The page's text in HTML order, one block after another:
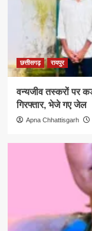
छत्तीसगढ़ रायपुर
वन्यजीव तस्करों पर
गिरफ्तार, भेजे गए जेल
Apna Chhattisgarh